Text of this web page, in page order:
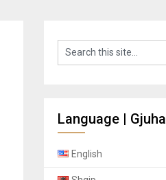
Language | Gjuha
English